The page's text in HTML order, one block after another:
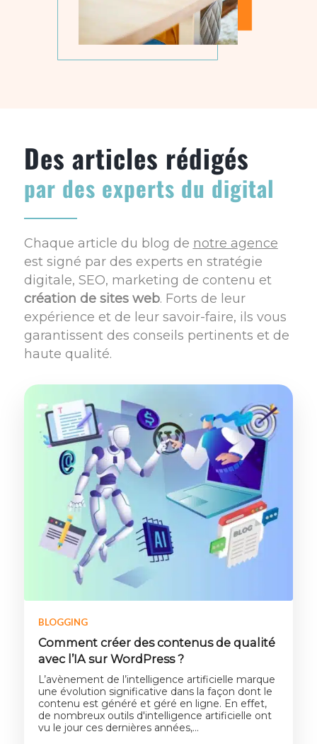
Des articles rédigés
par des experts du digital
Chaque article du blog de notre agence
est signé par des experts en stratégie
digitale, SEO, marketing de contenu et
création de sites web. Forts de leur
expérience et de leur savoir-faire, ils vous
garantissent des conseils pertinents et de
haute qualité.
BLOGGING
Comment créer des contenus de qualité
avec l’IA sur WordPress ?
L’avènement de l’intelligence artificielle marque
une évolution significative dans la façon dont le
contenu est généré et géré en ligne. En effet,
de nombreux outils d'intelligence artificielle ont
vu le jour ces dernières années,…